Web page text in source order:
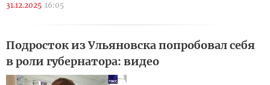
31.12.2025 16:05
Подросток из Ульяновска попробовал себя
в роли губернатора: видео